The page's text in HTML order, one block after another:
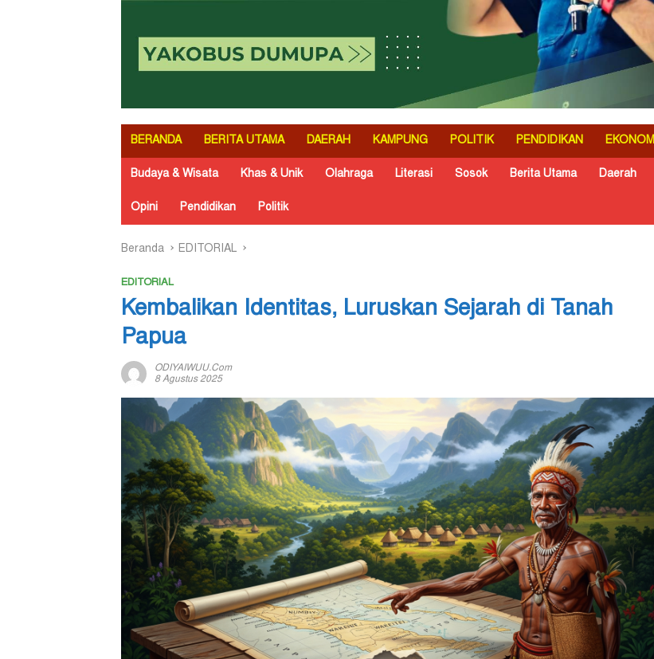
BERANDA BERITA UTAMA DAERAH KAMPUNG POLITIK PENDIDIKAN EKONOMI
Budaya & Wisata Khas & Unik Olahraga Literasi Sosok Berita Utama Daerah
Opini Pendidikan Politik
Beranda EDITORIAL
EDITORIAL
Kembalikan Identitas, Luruskan Sejarah di Tanah
Papua
ODIYAIWUU.com
8 Agustus 2025